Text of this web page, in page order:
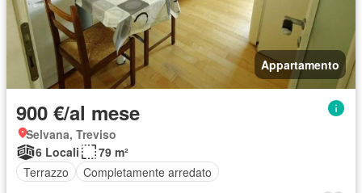
Appartamento
900 €/al mese
Selvana, Treviso
6 Locali
79 m²
Terrazzo
Completamente arredato